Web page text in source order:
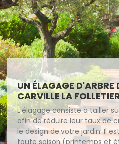
UN ÉLAGAGE D'ARBRE
CARVILLE LA
L'élagage consiste à tailler
afin de réduire leur taux de
le design de votre jardin. Il
toute saison (printemps et